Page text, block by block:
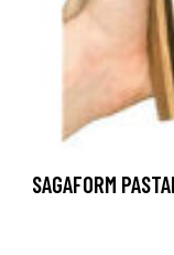
SAGAFORM